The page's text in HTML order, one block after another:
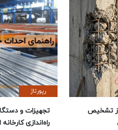
تشخیص
رپورتاژ
تجهیزات و
راه‌اندازی